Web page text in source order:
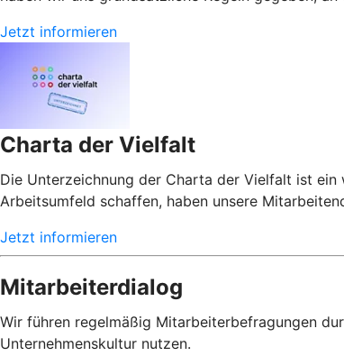
Jetzt informieren
Charta der Vielfalt
Die Unterzeichnung der Charta der Vielfalt ist
Arbeitsumfeld schaffen, haben unsere
Jetzt informieren
Mitarbeiterdialog
Wir führen regelmäßig Mitarbeiterbefragungen
Unternehmenskultur nutzen.